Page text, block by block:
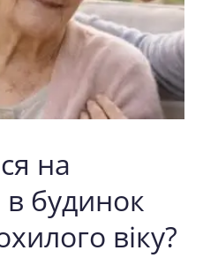
на
будинок
віку?